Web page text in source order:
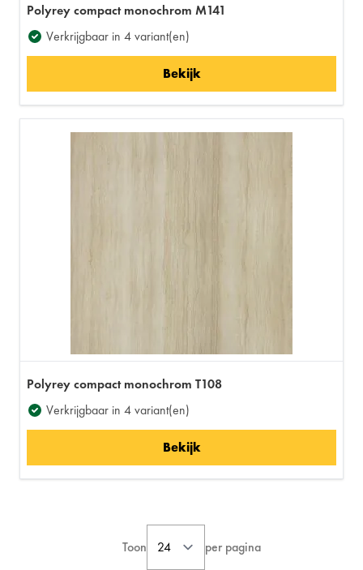
Polyrey compact monochrom M141
Verkrijgbaar in 4 variant(en)
Bekijk
Polyrey compact monochrom T108
Verkrijgbaar in 4 variant(en)
Bekijk
Toon per pagina